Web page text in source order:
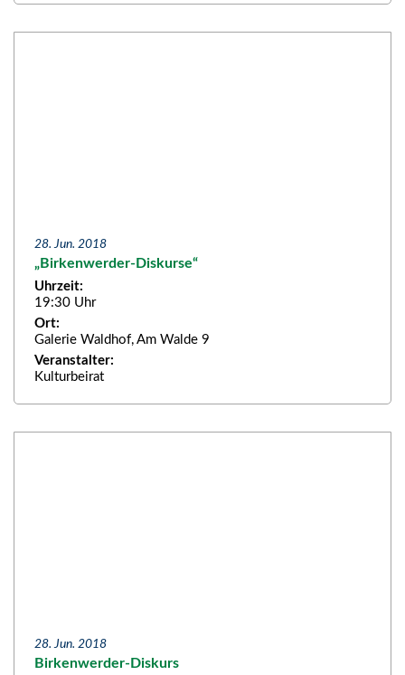
28. Jun. 2018
„Birkenwerder-Diskurse“
Uhrzeit:
19:30 Uhr
Ort:
Galerie Waldhof, Am Walde 9
Veranstalter:
Kulturbeirat
28. Jun. 2018
Birkenwerder-Diskurs